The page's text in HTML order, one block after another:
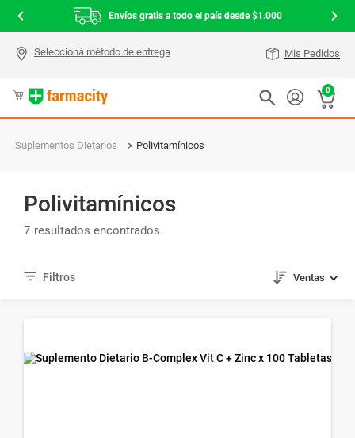
Envíos gratis a todo el país desde $1.000
Mis Pedidos
0
Suplementos Dietarios Polivitamínicos
Polivitamínicos
7
Ventas